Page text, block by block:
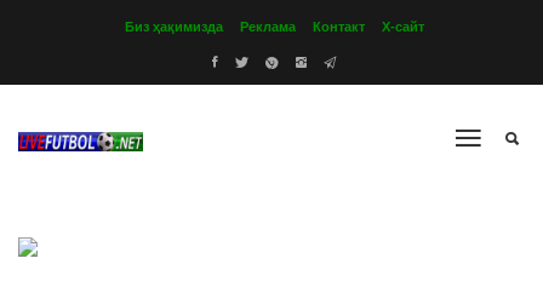
Биз ҳақимизда Реклама Контакт Х-сайт